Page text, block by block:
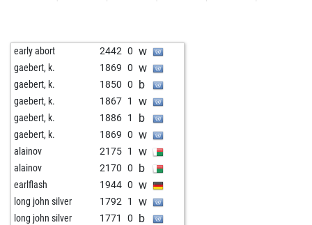
early abort 2442 0 w
gaebert, k. 1869 0 w
gaebert, k. 1850 0 b
gaebert, k. 1867 1 w
gaebert, k. 1886 1 b
gaebert, k. 1869 0 w
alainov 2175 1 w
alainov 2170 0 b
earlflash 1944 0 w
long john silver 1792 1 w
long john silver 1771 0 b